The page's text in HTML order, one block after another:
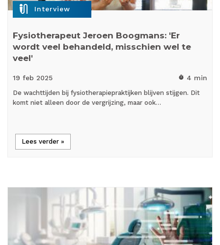
mic_external_on Interview
Fysiotherapeut Jeroen Boogmans: 'Er
wordt veel behandeld, misschien wel te
veel'
19 feb 2025 timer 4 min
De wachttijden bij fysiotherapiepraktijken blijven stijgen. Dit
komt niet alleen door de vergrijzing, maar ook…
Lees verder »